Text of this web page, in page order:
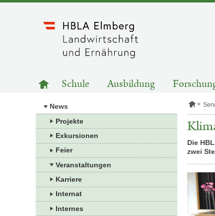
HAUPTNAVIGATION
Zur
Startseite
Schule Ausbildung
News
Projekte
Exkursionen
Feier
Veranstaltungen
Karriere
Internat
Internes
S
s
e
Die
zwei